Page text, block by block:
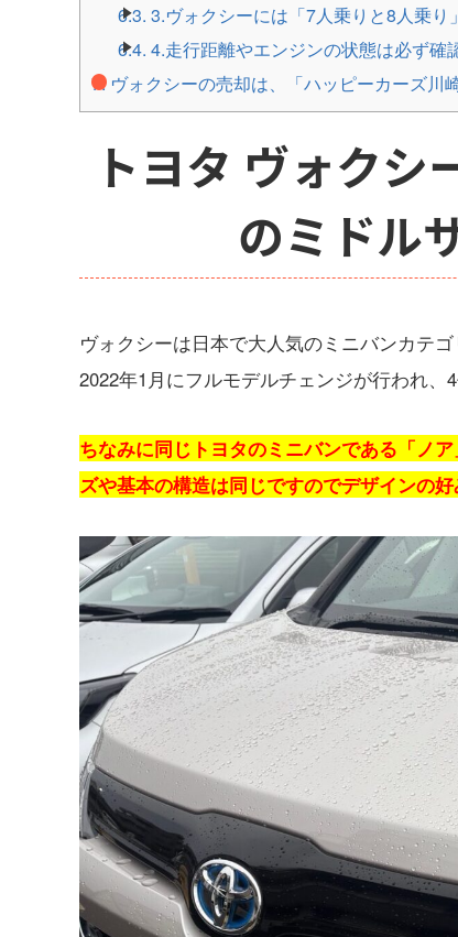
6.3. 3.ヴォクシーには「7人乗りと8人乗り
6.4. 4.走行距離やエンジンの状態は必ず確
7.ヴォクシーの売却は、「ハッピーカーズ川
トヨタ ヴォク
のミドル
ヴォクシーは日本で大人気のミニバンカテ
2022年1月にフルモデルチェンジが行われ、
ちなみに同じトヨタのミニバンである「ノ
ズや基本の構造は同じですのでデザインの好